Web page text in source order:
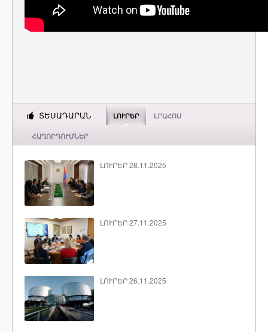
ՏԵՍԱԴԱՐԱՆ ԼՈՒՐԵՐ ԼՐԱՀՈՍ
ՀԱՂՈՐԴՈՒՄՆԵՐ
ԼՈՒՐԵՐ 28.11.2025
ԼՈՒՐԵՐ 27.11.2025
ԼՈՒՐԵՐ 26.11.2025